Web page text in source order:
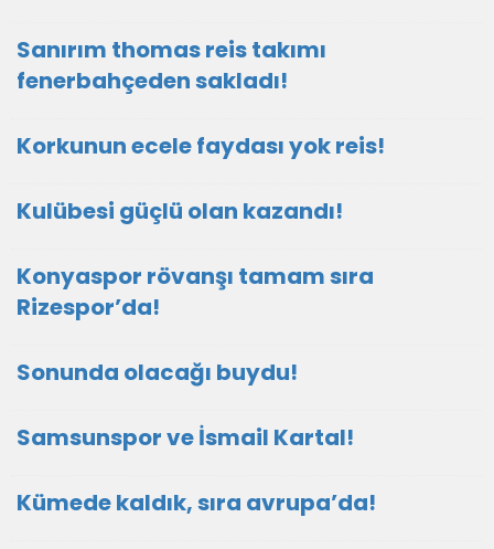
Sanırım thomas reis takımı
fenerbahçeden sakladı!
Korkunun ecele faydası yok reis!
Kulübesi güçlü olan kazandı!
Konyaspor rövanşı tamam sıra
Rizespor’da!
Sonunda olacağı buydu!
Samsunspor ve İsmail Kartal!
Kümede kaldık, sıra avrupa’da!